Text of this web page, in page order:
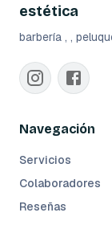
estética
barbería , ,
Navegación
Servicios
Colaboradores
Reseñas